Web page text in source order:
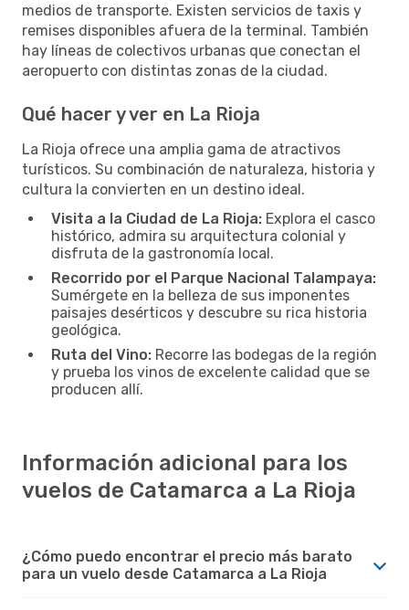
medios de transporte. Existen servicios de taxis y
remises disponibles afuera de la terminal. También
hay líneas de colectivos urbanas que conectan el
aeropuerto con distintas zonas de la ciudad.
Qué hacer y ver en La Rioja
La Rioja ofrece una amplia gama de atractivos
turísticos. Su combinación de naturaleza, historia y
cultura la convierten en un destino ideal.
Visita a la Ciudad de La Rioja: Explora el casco
histórico, admira su arquitectura colonial y
disfruta de la gastronomía local.
Recorrido por el Parque Nacional Talampaya:
Sumérgete en la belleza de sus imponentes
paisajes desérticos y descubre su rica historia
geológica.
Ruta del Vino: Recorre las bodegas de la región
y prueba los vinos de excelente calidad que se
producen allí.
Información adicional para los
vuelos de Catamarca a La Rioja
¿Cómo puedo encontrar el precio más barato
para un vuelo desde Catamarca a La Rioja